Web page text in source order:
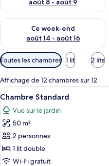
août 8 - août 9
Ce week-end
août 14 - août 16
Vérifier la disponibilité pour ce
Filtres
disponibles
pour
les
chambres
Toutes les chambres 1 lit 2 lits
Affichage de 12 chambres sur 12
Afficher
toutes
les
photos
pour
ce
type
13
Chambre Standard
Vue sur le jardin
50 m²
2 personnes
1 lit double
Wi-Fi gratuit